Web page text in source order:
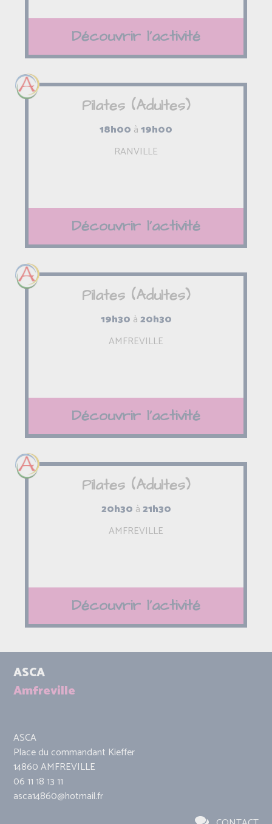
Découvrir l'activité
Pilates (Adultes)
18h00 à19h00
RANVILLE
Découvrir l'activité
Pilates (Adultes)
19h30 à20h30
AMFREVILLE
Découvrir l'activité
Pilates (Adultes)
20h30 à21h30
AMFREVILLE
Découvrir l'activité
ASCA
Amfreville
ASCA
Place du commandant Kieffer
14860 AMFREVILLE
06 11 18 13 11
asca14860@hotmail.fr